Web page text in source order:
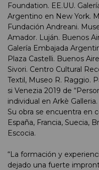
Foundation. EE.UU.
Argentino en New York.
Fundación Andreani.
Amador. Luján. Buenos
Galería Embajada
Plaza Castelli. Buenos
Sivori. Centro Cultural
Textil, Museo R. Raggio.
si Venezia 2019 de
individual en Arkè Galleria.
Su obra se encuentra en
España, Francia, Suecia,
Escocia.
“La formación y
dejado una fuerte